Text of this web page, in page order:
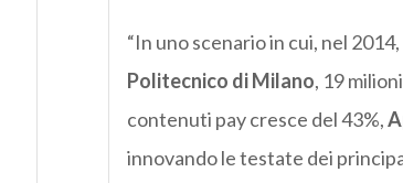
“In uno scenario in cui, nel 2014,
Politecnico di Milano, 19
contenuti pay cresce del 43%,
innovando le testate dei